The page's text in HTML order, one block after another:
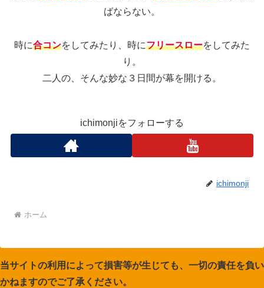
ばならない。
時に合コンをしてみたり、時にフリースローをしてみた
り。
二人の、そんな妙な３日間が幕を開ける。
ichimonjiをフォローする
ichimonji
ホーム
当サイトの利用によって損害等が生じても、一切の責任を負い
かねますのでご了承ください。